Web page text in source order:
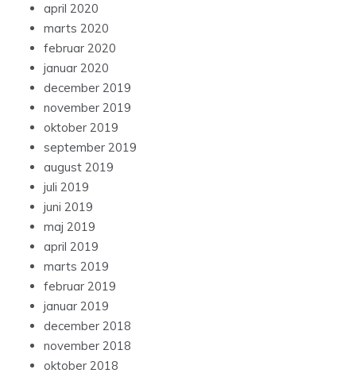
april 2020
marts 2020
februar 2020
januar 2020
december 2019
november 2019
oktober 2019
september 2019
august 2019
juli 2019
juni 2019
maj 2019
april 2019
marts 2019
februar 2019
januar 2019
december 2018
november 2018
oktober 2018